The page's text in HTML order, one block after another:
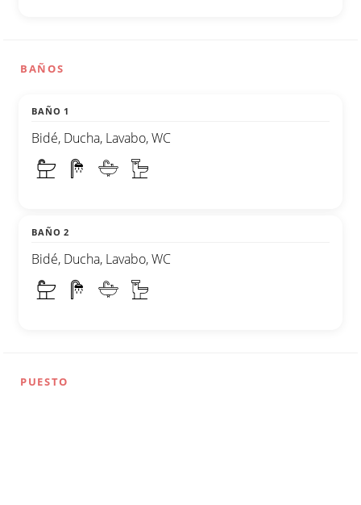
BAÑOS
BAÑO 1
Bidé, Ducha, Lavabo, WC
BAÑO 2
Bidé, Ducha, Lavabo, WC
PUESTO